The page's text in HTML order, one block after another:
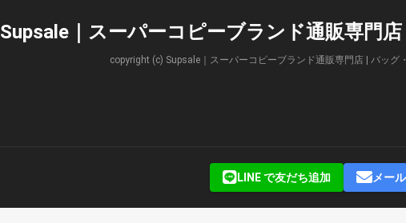
Supsale｜スーパーコピーブランド通販専門店
copyright (c) Supsale｜スーパーコピーブランド通販専門店 | バッ
LINE で友だち追加 メー